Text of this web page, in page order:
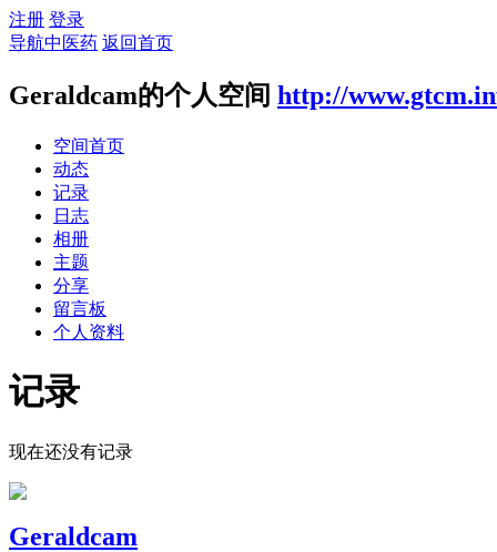
注册 登录
导航中医药 返回首页
Geraldcam的个人空间 http://
空间首页
动态
记录
日志
相册
主题
分享
留言板
个人资料
记录
现在还没有记录
Geraldcam